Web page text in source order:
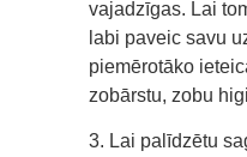
vajadzīgas. Lai
labi paveic savu
piemērotāko
zobārstu, zobu
3. Lai palīdzētu